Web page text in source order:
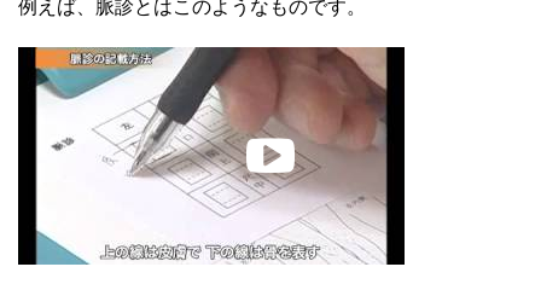
例えば、脈診とはこのようなものです。